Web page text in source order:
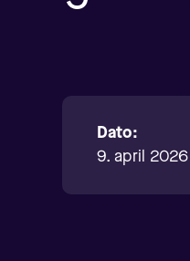
Dato:
9. april 2026